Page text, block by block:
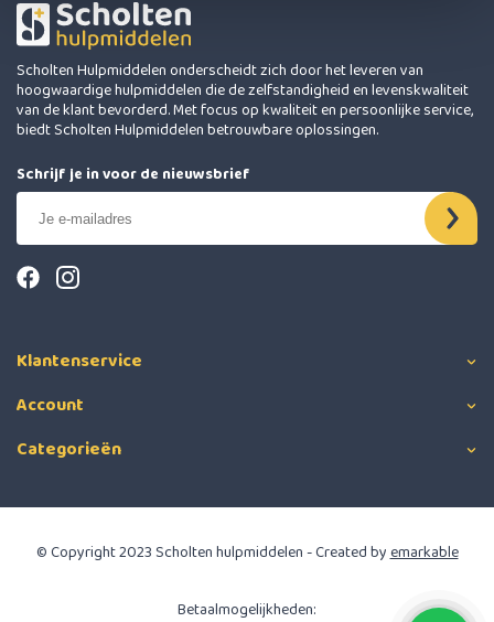
Scholten Hulpmiddelen onderscheidt zich door het leveren van
hoogwaardige hulpmiddelen die de zelfstandigheid en levenskwaliteit
van de klant bevorderd. Met focus op kwaliteit en persoonlijke service,
biedt Scholten Hulpmiddelen betrouwbare oplossingen.
Schrijf je in voor de nieuwsbrief
Klantenservice
Account
Categorieën
© Copyright 2023 Scholten hulpmiddelen - Created byemarkable
Betaalmogelijkheden: